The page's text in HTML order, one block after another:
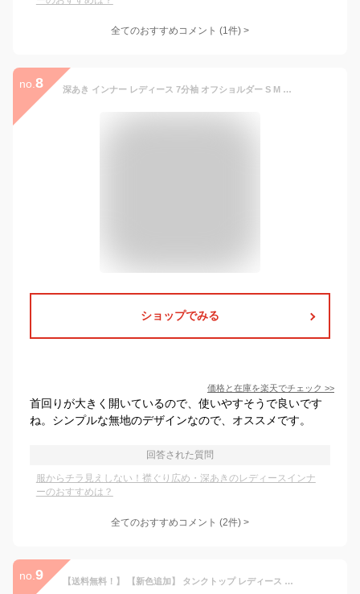
全てのおすすめコメント (1件) >
no. 8 深あき インナー レディース 7分袖 オフショルダー S M L LL 3L 肩開き 肩あき 深開き 襟ぐり広め 保温 長袖 肌着 ボートネック バレエネック 大きいサイズ 3lまで アクセONE 新作 服 夏 秋 秋服 秋物
ショップでみる
価格と在庫を楽天でチェック >>
首回りが大きく開いているので、使いやすそうで良いです
ね。シンプルな無地のデザインなので、オススメです。
回答された質問
服からチラ見えしない！襟ぐり広め・深あきのレディースインナ
ーのおすすめは？
全てのおすすめコメント (2件) >
no. 9 【送料無料！】 【新色追加】 タンクトップ レディース キャミソール インナー レディース タンクトップ レディース スクエアネック リブ ブラ紐 隠し インナー タンクトップ ブラ紐隠しインナー 接触冷感 大きいサイズ 韓国ファッション 夏